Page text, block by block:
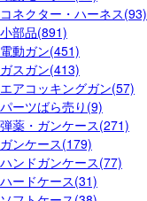
コネクター・ハーネス(93)
小部品(891)
電動ガン(451)
ガスガン(413)
エアコッキングガン(57)
パーツばら売り(9)
弾薬・ガンケース(271)
ガンケース(179)
ハンドガンケース(77)
ハードケース(31)